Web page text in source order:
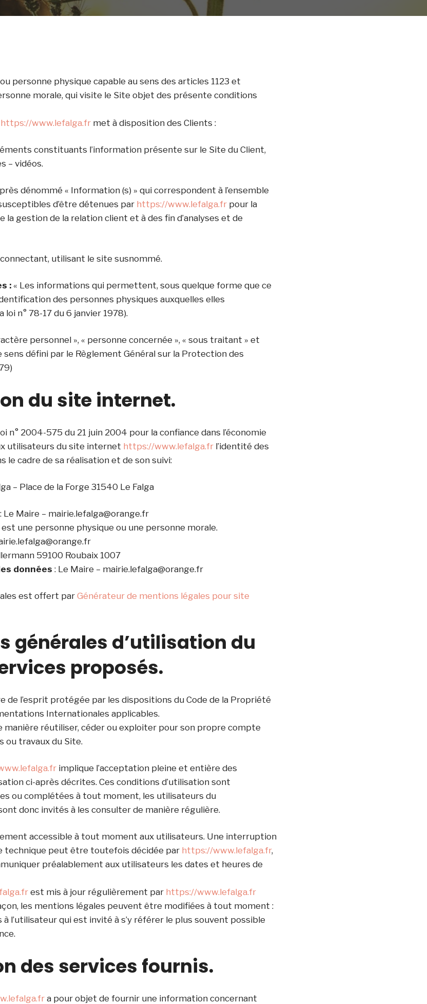
personne physique capable au sens des articles 1123 et
morale, qui visite le Site objet des présente conditions
https://www.lefalga.fr met à disposition des Clients :
constituants l’information présente sur le Site du Client,
– vidéos.
dénommé « Information (s) » qui correspondent à l’ensemble
d’être détenues par https://www.lefalga.fr pour la
gestion de la relation client et à des fin d’analyses et de
utilisant le site susnommé.
: « Les informations qui permettent, sous quelque forme que ce
des personnes physiques auxquelles elles
loi n° 78-17 du 6 janvier 1978).
personnel », « personne concernée », « sous traitant » et
sens défini par le Règlement Général sur la Protection des
du site internet.
n° 2004-575 du 21 juin 2004 pour la confiance dans l’économie
utilisateurs du site internet https://www.lefalga.fr l’identité des
cadre de sa réalisation et de son suivi:
– Place de la Forge 31540 Le Falga
: Le Maire – mairie.lefalga@orange.fr
une personne physique ou une personne morale.
59100 Roubaix 1007
données : Le Maire – mairie.lefalga@orange.fr
est offert parGénérateur de mentions légales pour site
générales d’utilisation du
proposés.
l’esprit protégée par les dispositions du Code de la Propriété
Internationales applicables.
manière réutiliser, céder ou exploiter pour son propre compte
ou travaux du Site.
implique l’acceptation pleine et entière des
ci-après décrites. Ces conditions d’utilisation sont
ou complétées à tout moment, les utilisateurs du
donc invités à les consulter de manière régulière.
accessible à tout moment aux utilisateurs. Une interruption
technique peut être toutefois décidée par https://www.lefalga.fr,
préalablement aux utilisateurs les dates et heures de
est mis à jour régulièrement par https://www.lefalga.fr
les mentions légales peuvent être modifiées à tout moment :
à l’utilisateur qui est invité à s’y référer le plus souvent possible
des services fournis.
a pour objet de fournir une information concernant